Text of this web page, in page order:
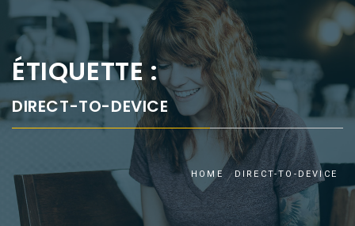
ÉTIQUETTE :
DIRECT-TO-DEVICE
HOME DIRECT-TO-DEVICE